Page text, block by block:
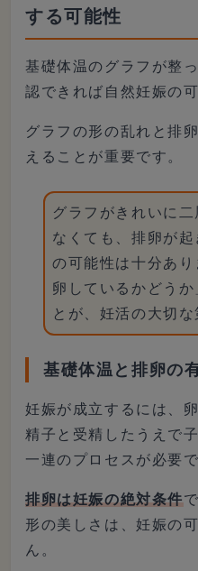
する可能性
基礎体温のグラフが整
認できれば自然妊娠の
グラフの形の乱れと排
えることが重要です。
グラフがきれいに
なくても、排卵が
の可能性は十分あ
卵しているかどうか
とが、妊活の大切な
基礎体温と排卵の
妊娠が成立するには、
精子と受精したうえで
一連のプロセスが必要で
排卵は妊娠の絶対条件
形の美しさは、妊娠の
ん。